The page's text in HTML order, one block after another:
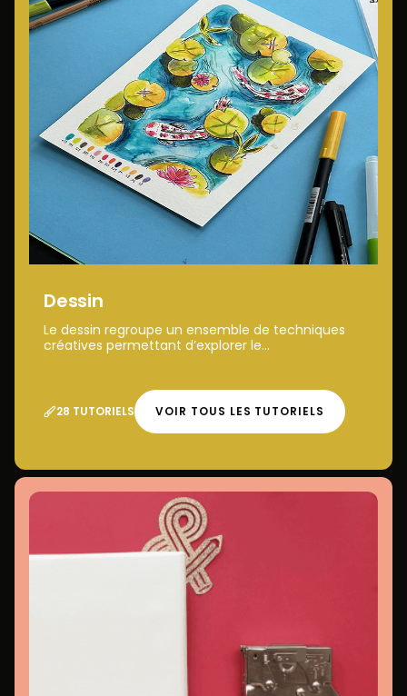
Dessin
Le dessin regroupe un ensemble de techniques
créatives permettant d’explorer le...
28 TUTORIELS VOIR TOUS LES TUTORIELS